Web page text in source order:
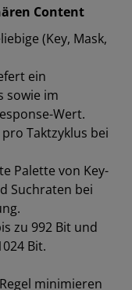
Content
(Key, Mask,
ein
sowie im
Wert.
Taktzyklus bei
Palette von Key-
Suchraten bei
zu 992 Bit und
Bit.
minimieren